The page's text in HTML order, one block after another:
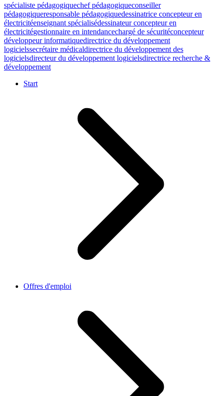
spécialiste pédagogiquechef pédagogiqueconseiller
pédagogiqueresponsable pédagogiquedessinatrice concepteur en
électricitéenseignant spécialisédessinateur concepteur en
électricitégestionnaire en intendancechargé de sécuritéconcepteur
développeur informatiquedirectrice du développement
logicielssecrétaire médicaldirectrice du développement des
logicielsdirecteur du développement logicielsdirectrice recherche &
développement
Start
Offres d'emploi